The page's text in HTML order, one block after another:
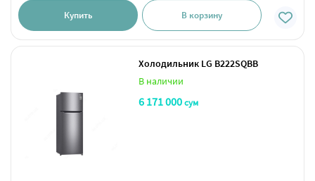
Купить В корзину
Холодильник LG B222SQBB
В наличии
6 171 000сум